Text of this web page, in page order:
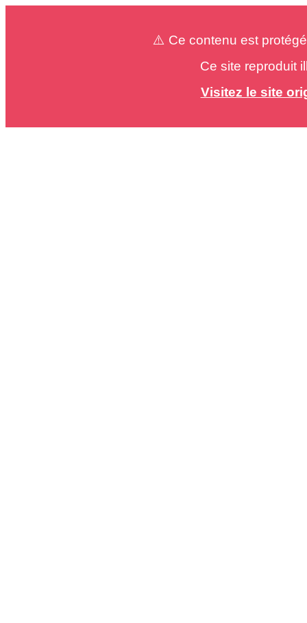
⚠️ Ce contenu est
Ce site reproduit
Visitez le site